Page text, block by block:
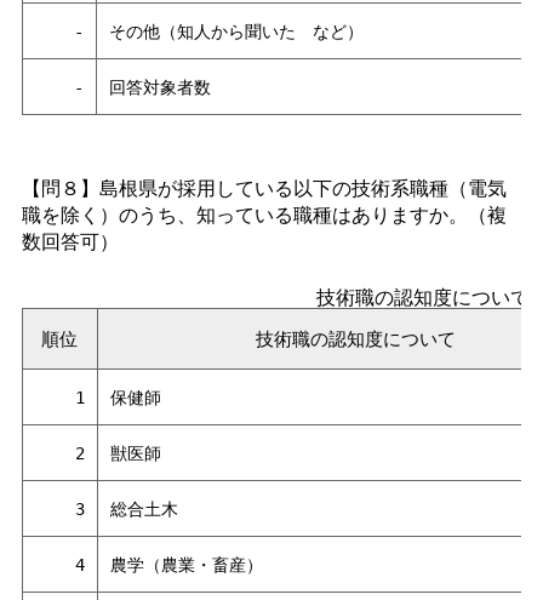
- その他（知人から聞いた など）
- 回答対象者数
【問８】島根県が採用している以下の技術系職種（電気
職を除く）のうち、知っている職種はありますか。（複
数回答可）
技術職の認知度について
順位 技術職の認知度について
1 保健師
2 獣医師
3 総合土木
4 農学（農業・畜産）